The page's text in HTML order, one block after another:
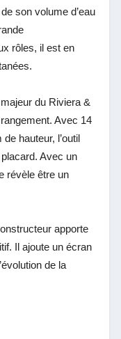
son volume d’eau
rôles, il est en
du Riviera &
Avec 14
hauteur, l’outil
Avec un
révèle être un
apporte
Il ajoute un écran
de la